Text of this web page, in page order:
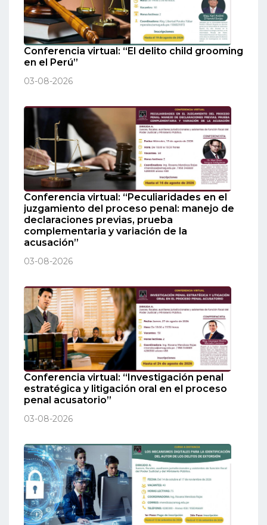
Conferencia virtual: “El delito child grooming
en el Perú”
03-08-2026
Conferencia virtual: “Peculiaridades en el
juzgamiento del proceso penal: manejo de
declaraciones previas, prueba
complementaria y variación de la
acusación”
03-08-2026
Conferencia virtual: “Investigación penal
estratégica y litigación oral en el proceso
penal acusatorio”
03-08-2026